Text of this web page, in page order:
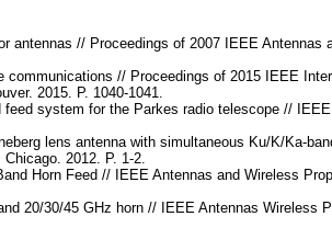
antennas // Proceedings of 2007 IEEE Antennas
// Proceedings of 2015 IEEE
2015. P. 1040-1041.
system for the Parkes radio telescope //
lens antenna with simultaneous Ku/K/Ka-
2012. P. 1-2.
Horn Feed // IEEE Antennas and Wireless
20/30/45 GHz horn // IEEE Antennas Wireless